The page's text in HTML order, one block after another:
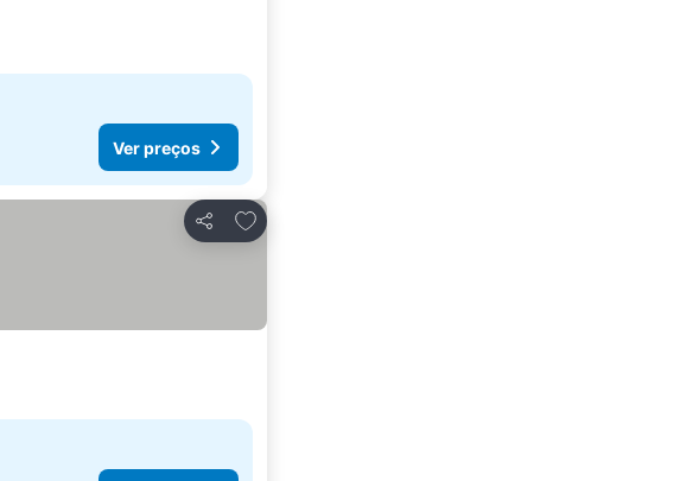
Ver preços
Partilhar
Adicionar aos favoritos